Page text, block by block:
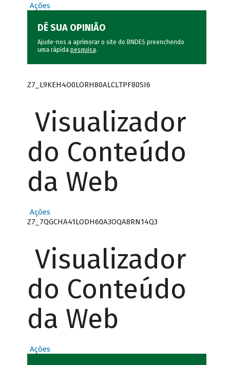
Ações
DÊ SUA OPINIÃO
Ajude-nos a aprimorar o site do BNDES preenchendo
uma rápida pesquisa.
Z7_L9KEH4O0LORH80ALCLTPF80SI6
Visualizador
do Conteúdo
da Web
Ações
Z7_7QGCHA41LODH60A3OQA8RN14Q3
Visualizador
do Conteúdo
da Web
Ações